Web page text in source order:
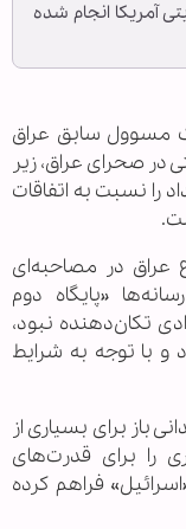
آمریکا انجام شده
مسوول سابق عراق
در صحرای عراق، زیر
را نسبت به اتفاقات
عراق در مصاحبه‌ای
«پایگاه دوم
تکان‌دهنده نبود،
و با توجه به شرایط
باز برای بسیاری از
را برای قدرت‌های
فراهم کرده